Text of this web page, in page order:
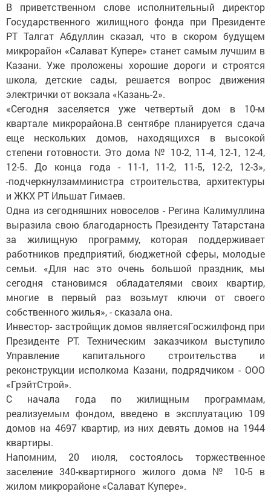
В приветственном слове исполнительный директор
Государственного жилищного фонда при Президенте
РТ Талгат Абдуллин сказал, что в скором будущем
микрорайон «Салават Купере» станет самым лучшим в
Казани. Уже проложены хорошие дороги и строятся
школа, детские сады, решается вопрос движения
электрички от вокзала «Казань-2».
«Сегодня заселяется уже четвертый дом в 10-м
квартале микрорайона.В сентябре планируется сдача
еще нескольких домов, находящихся в высокой
степени готовности. Это дома № 10-2, 11-4, 12-1, 12-4,
12-5. До конца года - 11-1, 11-2, 11-5, 12-2, 12-3»,
-подчеркнулзамминистра строительства, архитектуры
и ЖКХ РТ Ильшат Гимаев.
Одна из сегодняшних новоселов - Регина Калимуллина
выразила свою благодарность Президенту Татарстана
за жилищную программу, которая поддерживает
работников предприятий, бюджетной сферы, молодые
семьи. «Для нас это очень большой праздник, мы
сегодня становимся обладателями своих квартир,
многие в первый раз возьмут ключи от своего
собственного жилья», - сказала она.
Инвестор- застройщик домов являетсяГосжилфонд при
Президенте РТ. Техническим заказчиком выступило
Управление капитального строительства и
реконструкции исполкома Казани, подрядчиком - ООО
«ГрэйтСтрой».
С начала года по жилищным программам,
реализуемым фондом, введено в эксплуатацию 109
домов на 4697 квартир, из них девять домов на 1944
квартиры.
Напомним, 20 июля, состоялось торжественное
заселение 340-квартирного жилого дома № 10-5 в
жилом микрорайоне «Салават Купере».